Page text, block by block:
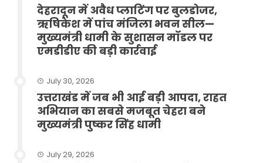
देहरादून में अवैध प्लाटिंग पर बुलडोजर,
ऋषिकेश में पांच मंजिला भवन सील—
मुख्यमंत्री धामी के सुशासन मॉडल पर
एमडीडीए की बड़ी कार्रवाई
July 30, 2026
उत्तराखंड में जब भी आई बड़ी आपदा, राहत
अभियान का सबसे मजबूत चेहरा बने
मुख्यमंत्री पुष्कर सिंह धामी
July 29, 2026